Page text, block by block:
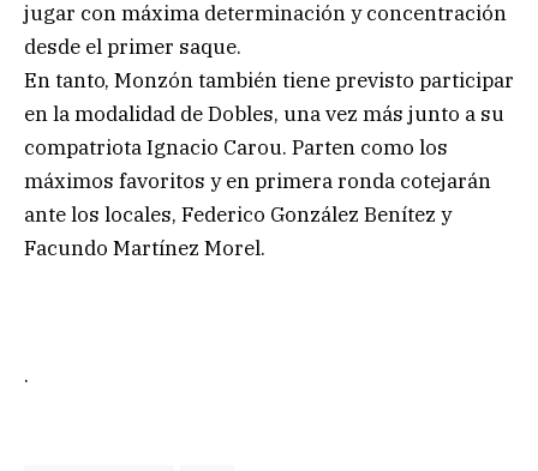
jugar con máxima determinación y concentración
desde el primer saque.
En tanto, Monzón también tiene previsto participar
en la modalidad de Dobles, una vez más junto a su
compatriota Ignacio Carou. Parten como los
máximos favoritos y en primera ronda cotejarán
ante los locales, Federico González Benítez y
Facundo Martínez Morel.
.